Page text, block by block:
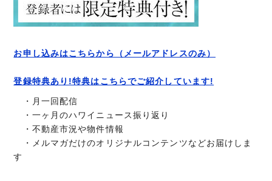
お申し込みはこちらから（メールアドレスのみ）
登録特典あり!特典はこちらでご紹介しています!
・月一回配信
・一ヶ月のハワイニュース振り返り
・不動産市況や物件情報
・メルマガだけのオリジナルコンテンツなどお届けしま
す